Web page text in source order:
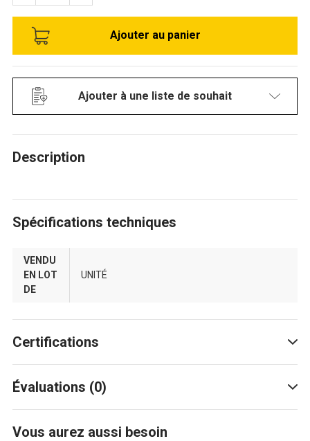
Ajouter à une liste de souhait
Description
Spécifications techniques
VENDU
EN LOT
DE
UNITÉ
Certifications
Évaluations (0)
Vous aurez aussi besoin